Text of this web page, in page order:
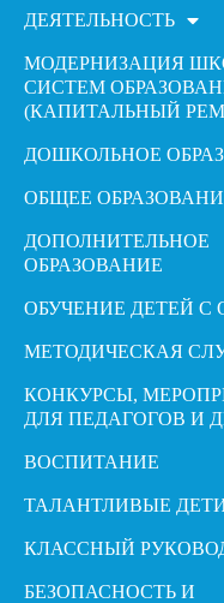
ДЕЯТЕЛЬНОСТЬ
МОДЕРНИЗАЦИЯ
СИСТЕМ
(КАПИТАЛЬНЫЙ
ДОШКОЛЬНОЕ
ОБЩЕЕ
ДОПОЛНИТЕЛЬНОЕ
ОБРАЗОВАНИЕ
ОБУЧЕНИЕ ДЕТЕЙ С
МЕТОДИЧЕСКАЯ
КОНКУРСЫ,
ДЛЯ ПЕДАГОГОВ И
ВОСПИТАНИЕ
ТАЛАНТЛИВЫЕ
КЛАССНЫЙ
БЕЗОПАСНОСТЬ И